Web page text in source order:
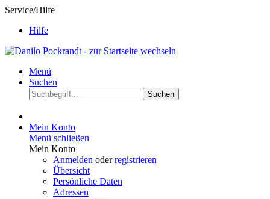
Service/Hilfe
Hilfe
Menü
Suchen
Suchen
Mein Konto
Menü schließen
Mein Konto
Anmelden oderregistrieren
Übersicht
Persönliche Daten
Adressen